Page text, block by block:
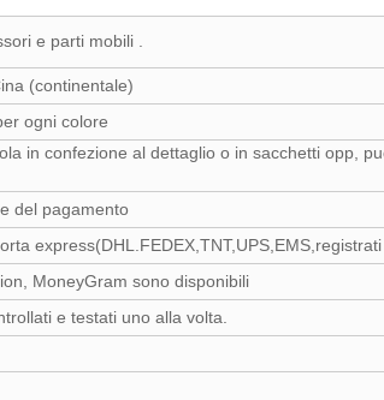
e parti mobili .
(continentale)
ogni colore
in confezione al dettaglio o in sacchetti opp,
del pagamento
MoneyGram sono disponibili
e testati uno alla volta.